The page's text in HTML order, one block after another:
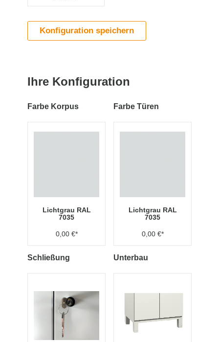
Konfiguration speichern
Ihre Konfiguration
Farbe Korpus
Lichtgrau RAL
7035
0,00 €*
Farbe Türen
Lichtgrau RAL
7035
0,00 €*
Schließung Unterbau